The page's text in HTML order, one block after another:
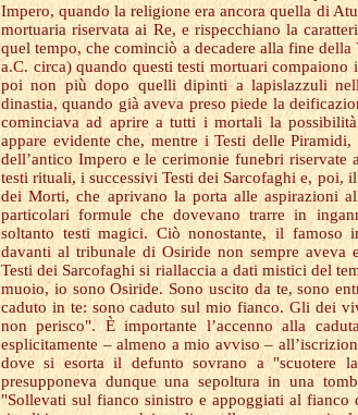
Impero, quando la religione era ancora quella di
mortuaria riservata ai Re, e rispecchiano la
quel tempo, che cominciò a decadere alla fine
a.C. circa) quando questi testi mortuari compaiono
poi non più dopo quelli dipinti a lapislazzuli
dinastia, quando già aveva preso piede la
cominciava ad aprire a tutti i mortali la
appare evidente che, mentre i Testi delle
dell’antico Impero e le cerimonie funebri riservate
testi rituali, i successivi Testi dei Sarcofaghi e, poi,
dei Morti, che aprivano la porta alle aspirazioni
particolari formule che dovevano trarre in
soltanto testi magici. Ciò nonostante, il famoso
davanti al tribunale di Osiride non sempre aveva
Testi dei Sarcofaghi si riallaccia a dati mistici del
muoio, io sono Osiride. Sono uscito da te, sono
caduto in te: sono caduto sul mio fianco. Gli dei
non perisco". È importante l’accenno alla
esplicitamente – almeno a mio avviso –
dove si esorta il defunto sovrano a "scuotere
presupponeva dunque una sepoltura in una
"Sollevati sul fianco sinistro e appoggiati al fianco